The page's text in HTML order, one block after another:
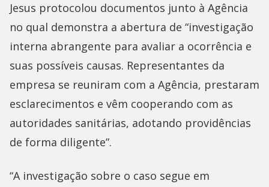
Jesus protocolou documentos junto à Agência
no qual demonstra a abertura de “investigação
interna abrangente para avaliar a ocorrência e
suas possíveis causas. Representantes da
empresa se reuniram com a Agência, prestaram
esclarecimentos e vêm cooperando com as
autoridades sanitárias, adotando providências
de forma diligente”.
“A investigação sobre o caso segue em